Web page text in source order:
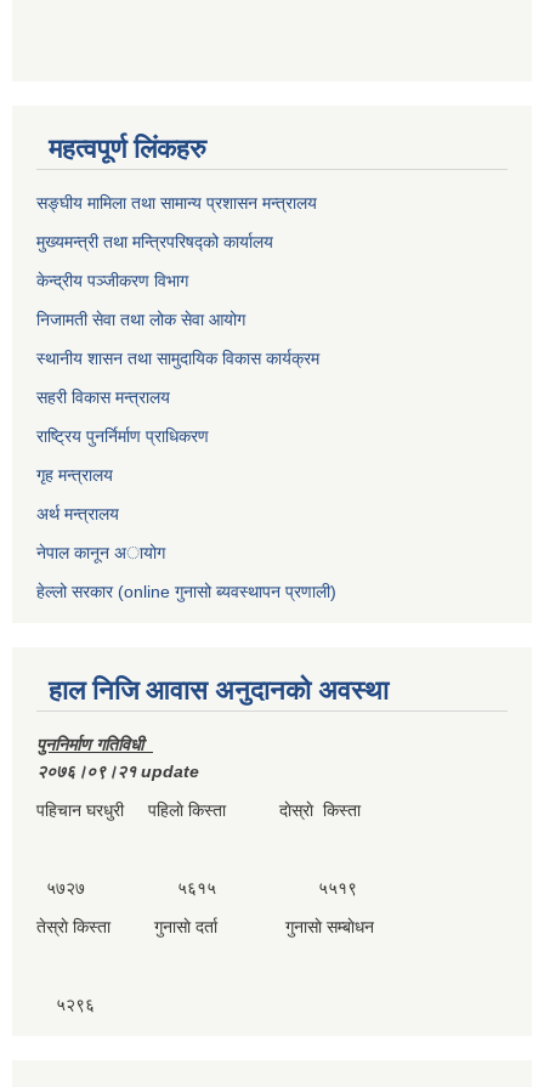
महत्वपूर्ण लिंकहरु
सङ्घीय मामिला तथा सामान्य प्रशासन मन्त्रालय
मुख्यमन्त्री तथा मन्त्रिपरिषद्को कार्यालय
केन्द्रीय पञ्जीकरण विभाग
निजामती सेवा तथा लोक सेवा आयोग
स्थानीय शासन तथा सामुदायिक विकास कार्यक्रम
सहरी विकास मन्त्रालय
राष्ट्रिय पुनर्निर्माण प्राधिकरण
गृह मन्त्रालय
अर्थ मन्त्रालय
नेपाल कानून अायोग
हेल्लो सरकार (online गुनासो ब्यवस्थापन प्रणाली)
हाल निजि आवास अनुदानकाे अवस्था
पुननिर्माण गतिविधी
२०७६।०९।२१ update
पहिचान घरधुरी पहिलाे किस्ता दाेस्राे किस्ता
५७२७ ५६१५ ५५१९
तेस्राे किस्ता गुनासाे दर्ता गुनासाे सम्बाेधन
५२९६